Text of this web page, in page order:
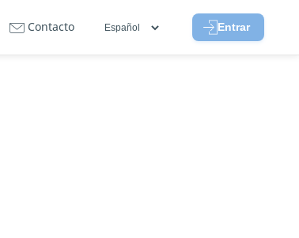
Contacto Entrar